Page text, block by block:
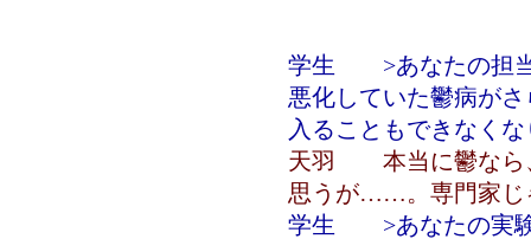
学生 >あなたの担当
悪化していた鬱病が
入ることもできなく
天羽 本当に鬱なら
思うが……。専門家じ
学生 >あなたの実験